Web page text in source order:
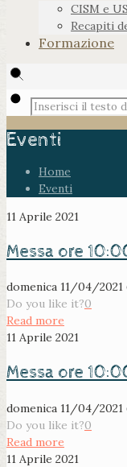
CISM e
Recapiti
Formazione
Eventi
Home
Eventi
11 Aprile 2021
Messa ore
domenica 11/04/2021
Do you like it?0
Read more
11 Aprile 2021
Messa ore
domenica 11/04/2021
Do you like it?0
Read more
11 Aprile 2021